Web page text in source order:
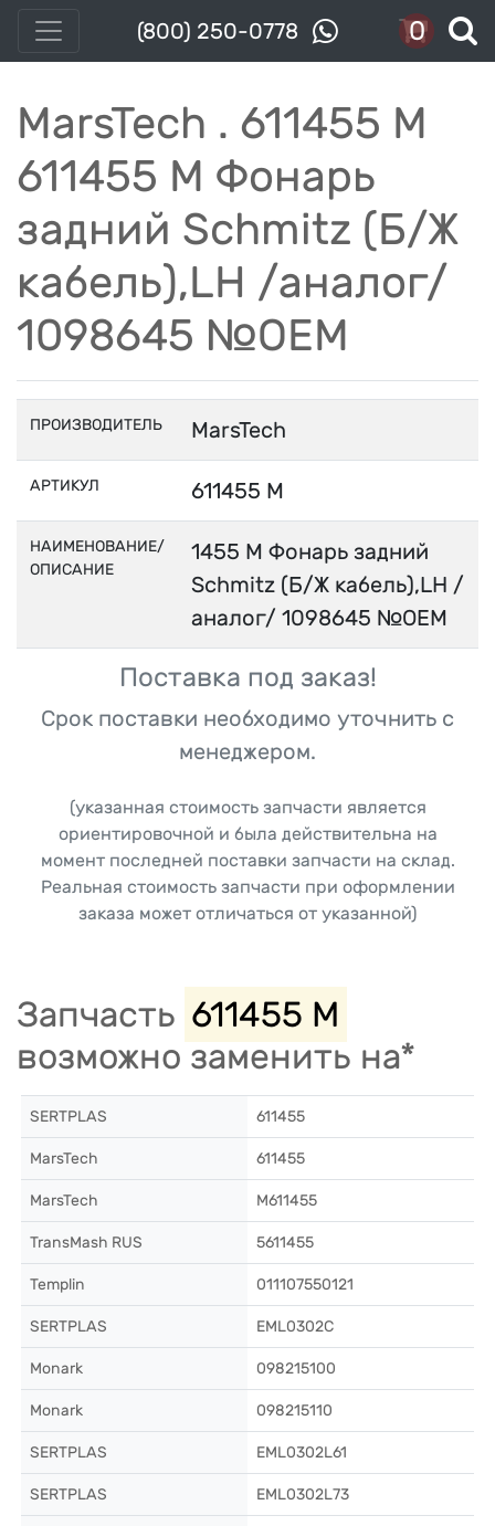
(800) 250-0778 0
MarsTech . 611455 M
611455 М Фонарь
задний Schmitz (Б/Ж
кабель),LH /аналог/
1098645 №ОЕМ
ПРОИЗВОДИТЕЛЬ MarsTech
АРТИКУЛ 611455 M
НАИМЕНОВАНИЕ/
ОПИСАНИЕ
1455 М Фонарь задний
Schmitz (Б/Ж кабель),LH /
аналог/ 1098645 №ОЕМ
Поставка под заказ!
Срок поставки необходимо уточнить с
менеджером.
(указанная стоимость запчасти является
ориентировочной и была действительна на
момент последней поставки запчасти на склад.
Реальная стоимость запчасти при оформлении
заказа может отличаться от указанной)
Запчасть 611455 M
возможно заменить на*
SERTPLAS 611455
MarsTech 611455
MarsTech M611455
TransMash RUS 5611455
Templin 011107550121
SERTPLAS EML0302C
Monark 098215100
Monark 098215110
SERTPLAS EML0302L61
SERTPLAS EML0302L73